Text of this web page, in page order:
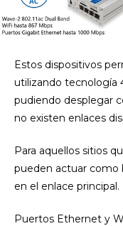
Estos dispositivos
utilizando tecnología
pudiendo desplegar
no existen enlaces
Para aquellos sitios
pueden actuar como
en el enlace principal.
Puertos Ethernet y